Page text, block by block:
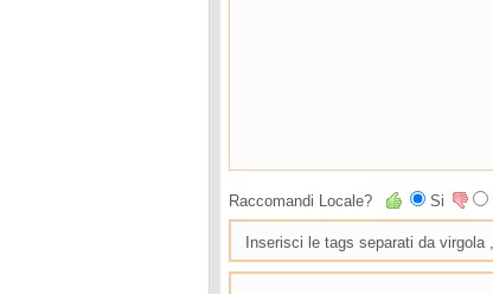
Raccomandi Locale? Si